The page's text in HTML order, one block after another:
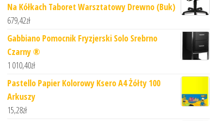
Na Kółkach Taboret Warsztatowy Drewno (Buk)
679,42zł
Gabbiano Pomocnik Fryzjerski Solo Srebrno
Czarny ®
1 010,40zł
Pastello Papier Kolorowy Ksero A4 Żółty 100
Arkuszy
15,28zł